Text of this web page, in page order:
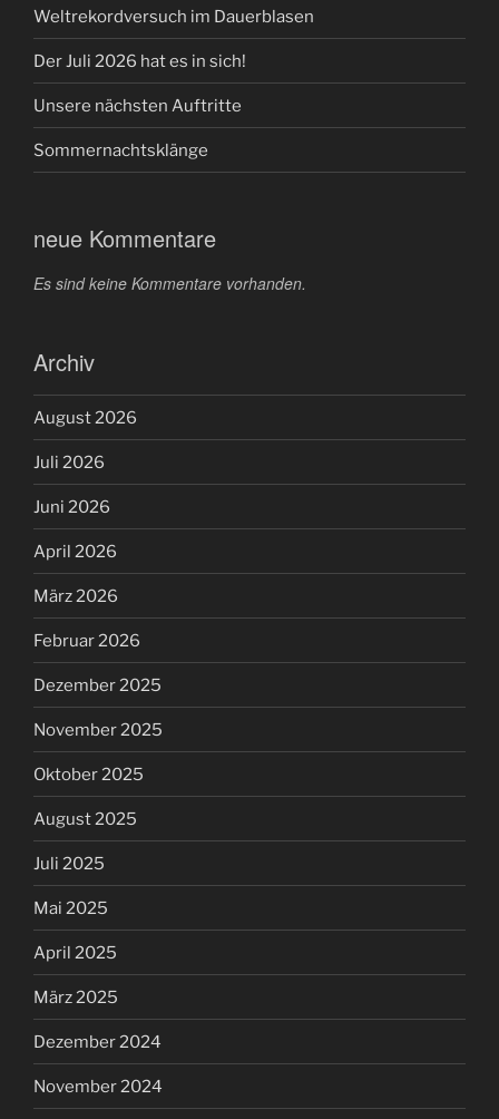
Weltrekordversuch im Dauerblasen
Der Juli 2026 hat es in sich!
Unsere nächsten Auftritte
Sommernachtsklänge
neue Kommentare
Es sind keine Kommentare vorhanden.
Archiv
August 2026
Juli 2026
Juni 2026
April 2026
März 2026
Februar 2026
Dezember 2025
November 2025
Oktober 2025
August 2025
Juli 2025
Mai 2025
April 2025
März 2025
Dezember 2024
November 2024